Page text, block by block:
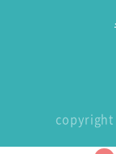
copyright